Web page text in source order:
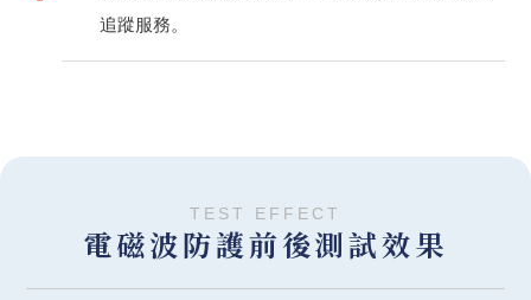
追蹤服務。
TEST EFFECT
電磁波防護前後測試效果